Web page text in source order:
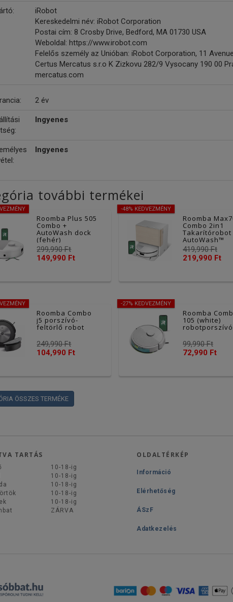
iRobot
Kereskedelmi név: iRobot Corporation
Postai cím: 8 Crosby Drive, Bedford, MA 01730 USA
Weboldal: https://www.irobot.com
Felelős személy az Unióban: iRobot Corporation, 11
Certus Mercatus s.r.o K Zizkovu 282/9 Vysocany 190 00
mercatus.com
2 év
Ingyenes
Ingyenes
további termékei
Roomba Plus 505
Combo +
AutoWash dock
(fehér)
299,990 Ft
149,990 Ft
-48% KEDVEZMÉNY
Roomba
Combo 2in1
Takarítórobot
AutoWash™
Dokkolóval,
fehér
419,990 Ft
219,990 Ft
Roomba Combo
j5 porszívó-
feltörlő robot
249,990 Ft
104,990 Ft
-27% KEDVEZMÉNY
Roomba
105 (white)
robotporszívó
99,990 Ft
72,990 Ft
ÖSSZES TERMÉKE
TARTÁS
10-18-ig
10-18-ig
10-18-ig
10-18-ig
10-18-ig
ZÁRVA
OLDALTÉRKÉP
Információ
Elérhetőség
ÁSzF
Adatkezelés